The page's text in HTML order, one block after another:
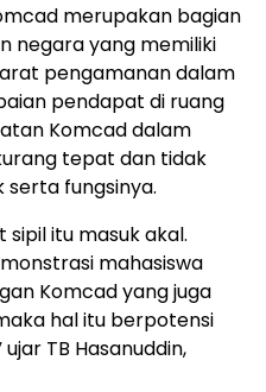
merupakan bagian
negara yang memiliki
pengamanan dalam
pendapat di ruang
Komcad dalam
tepat dan tidak
serta fungsinya.
itu masuk akal.
mahasiswa
Komcad yang juga
hal itu berpotensi
TB Hasanuddin,